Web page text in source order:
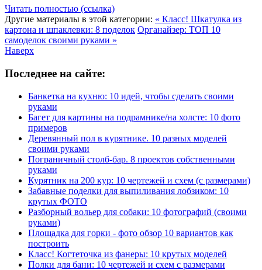
Читать полностью (ссылка)
Другие материалы в этой категории: « Класс! Шкатулка из
картона и шпаклевки: 8 поделок Органайзер: ТОП 10
самоделок своими руками »
Наверх
Последнее на сайте:
Банкетка на кухню: 10 идей, чтобы сделать своими
руками
Багет для картины на подрамнике/на холсте: 10 фото
примеров
Деревянный пол в курятнике. 10 разных моделей
своими руками
Пограничный столб-бар. 8 проектов собственными
руками
Курятник на 200 кур: 10 чертежей и схем (с размерами)
Забавные поделки для выпиливания лобзиком: 10
крутых ФОТО
Разборный вольер для собаки: 10 фотографий (своими
руками)
Площадка для горки - фото обзор 10 вариантов как
построить
Класс! Когтеточка из фанеры: 10 крутых моделей
Полки для бани: 10 чертежей и схем с размерами